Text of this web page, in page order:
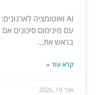
עם מינימום סיכונים
בראש את...
קרא עוד »
אפר 19, 2026